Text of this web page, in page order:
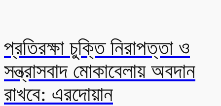
প্রতিরক্ষা চুক্তি নিরাপত্তা ও
সন্ত্রাসবাদ মোকাবেলায় অবদান
রাখবে: এরদোয়ান